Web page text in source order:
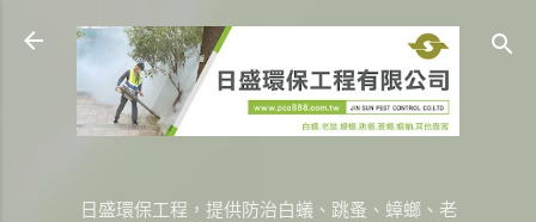
跳到主要內容
日盛環保工程，提供防治白蟻、跳蚤、蟑螂、老